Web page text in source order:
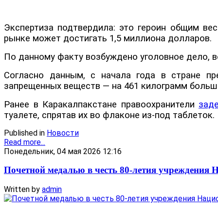
Экспертиза подтвердила: это героин общим
рынке может достигать 1,5 миллиона долларов.
По данному факту возбуждено уголовное дело,
Согласно данным, с начала года в стране
запрещенных веществ — на 461 килограмм
Ранее в Каракалпакстане правоохранители
туалете, спрятав их во флаконе из-под таблеток.
Published in Новости
Read more...
Понедельник, 04 мая 2026 12:16
Почетной медалью в честь 80-летия
Written by admin